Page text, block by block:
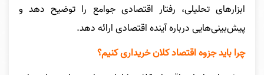
ابزارهای تحلیلی، رفتار اقتصادی جوامع را توضیح دهد و
پیش‌بینی‌هایی درباره آینده اقتصادی ارائه دهد.
چرا باید جزوه اقتصاد کلان خریداری کنیم؟